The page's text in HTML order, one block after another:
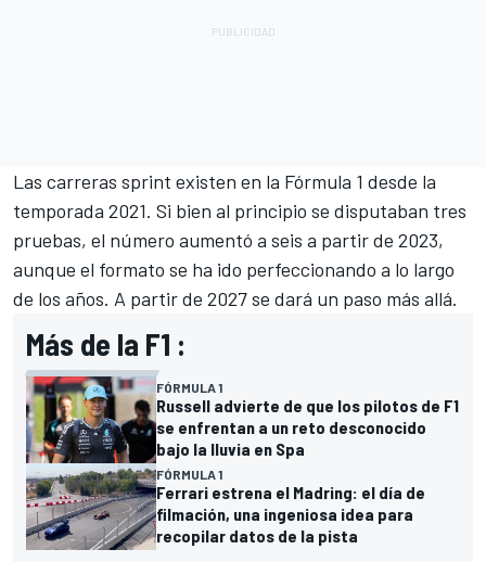
Las carreras sprint existen en la Fórmula 1 desde la
temporada 2021. Si bien al principio se disputaban tres
pruebas, el número aumentó a seis a partir de 2023,
aunque el formato se ha ido perfeccionando a lo largo
de los años. A partir de 2027 se dará un paso más allá.
Más de la F1 :
FÓRMULA 1
Russell advierte de que los pilotos de F1
se enfrentan a un reto desconocido
bajo la lluvia en Spa
FÓRMULA 1
Ferrari estrena el Madring: el día de
filmación, una ingeniosa idea para
recopilar datos de la pista